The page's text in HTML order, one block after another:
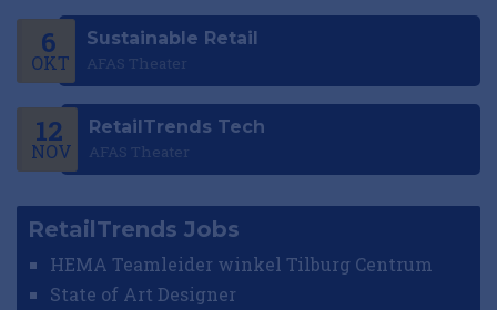
6
OKT
Sustainable Retail
AFAS Theater
12
NOV
RetailTrends Tech
AFAS Theater
RetailTrends Jobs
HEMA Teamleider winkel Tilburg Centrum
State of Art Designer